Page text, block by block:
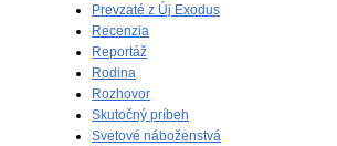
Prevzaté z Új Exodus
Recenzia
Reportáž
Rodina
Rozhovor
Skutočný príbeh
Svetové náboženstvá